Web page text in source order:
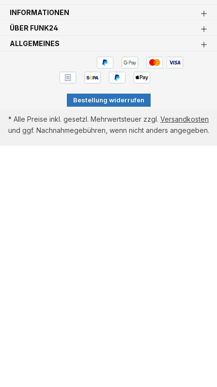
INFORMATIONEN
ÜBER FUNK24
ALLGEMEINES
Bestellung widerrufen
* Alle Preise inkl. gesetzl. Mehrwertsteuer zzgl. Versandkosten
und ggf. Nachnahmegebühren, wenn nicht anders angegeben.